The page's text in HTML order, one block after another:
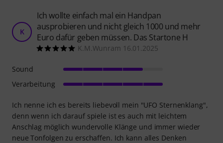
K
Ich wollte einfach mal ein Handpan
ausprobieren und nicht gleich 1000 und mehr
Euro dafür geben müssen. Das Startone H
K.M.Wunram 16.01.2025
Ich nenne ich es bereits liebevoll mein "UFO Sternenklang",
denn wenn ich darauf spiele ist es auch mit leichtem
Anschlag möglich wundervolle Klänge und immer wieder
neue Tonfolgen zu erschaffen. Ich kann alles Denken
Sound
Verarbeitung